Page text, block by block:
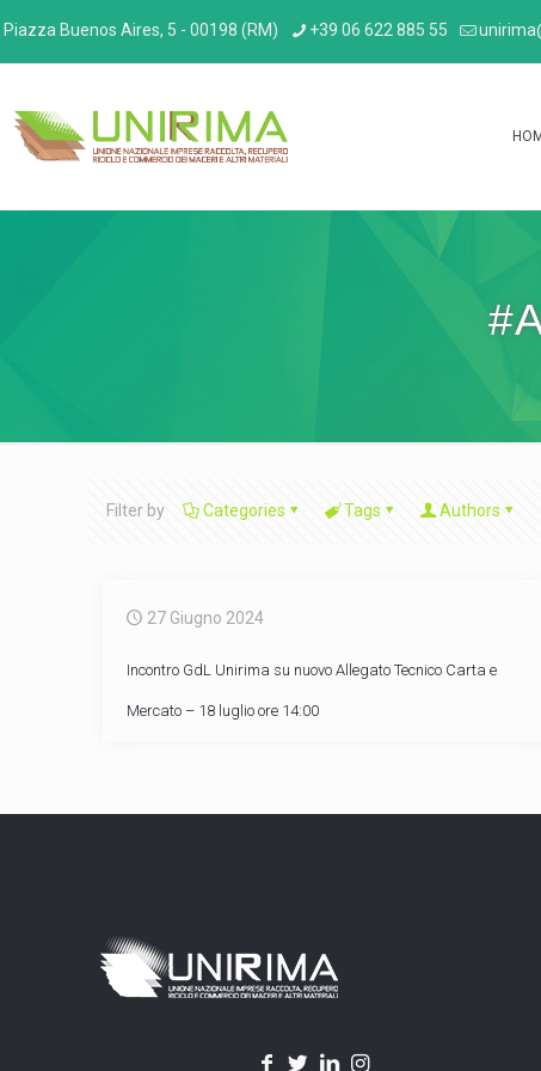
Piazza Buenos Aires, 5 - 00198 (RM) +39 06 622 885 55
Filter by Categories Tags Authors
27 Giugno 2024
Incontro GdL Unirima su nuovo Allegato Tecnico Carta e
Mercato – 18 luglio ore 14:00